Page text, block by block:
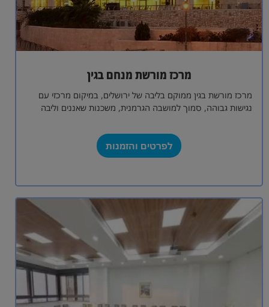
מרכז מורשת מנחם בגין
מרכז מורשת בגין ממוקם בליבה של ירושלים, במיקום מרכזי עם
נגישות גבוהה, סמוך למושבה הגרמנית, משכנות שאננים וליבה
לפרטים והזמנות